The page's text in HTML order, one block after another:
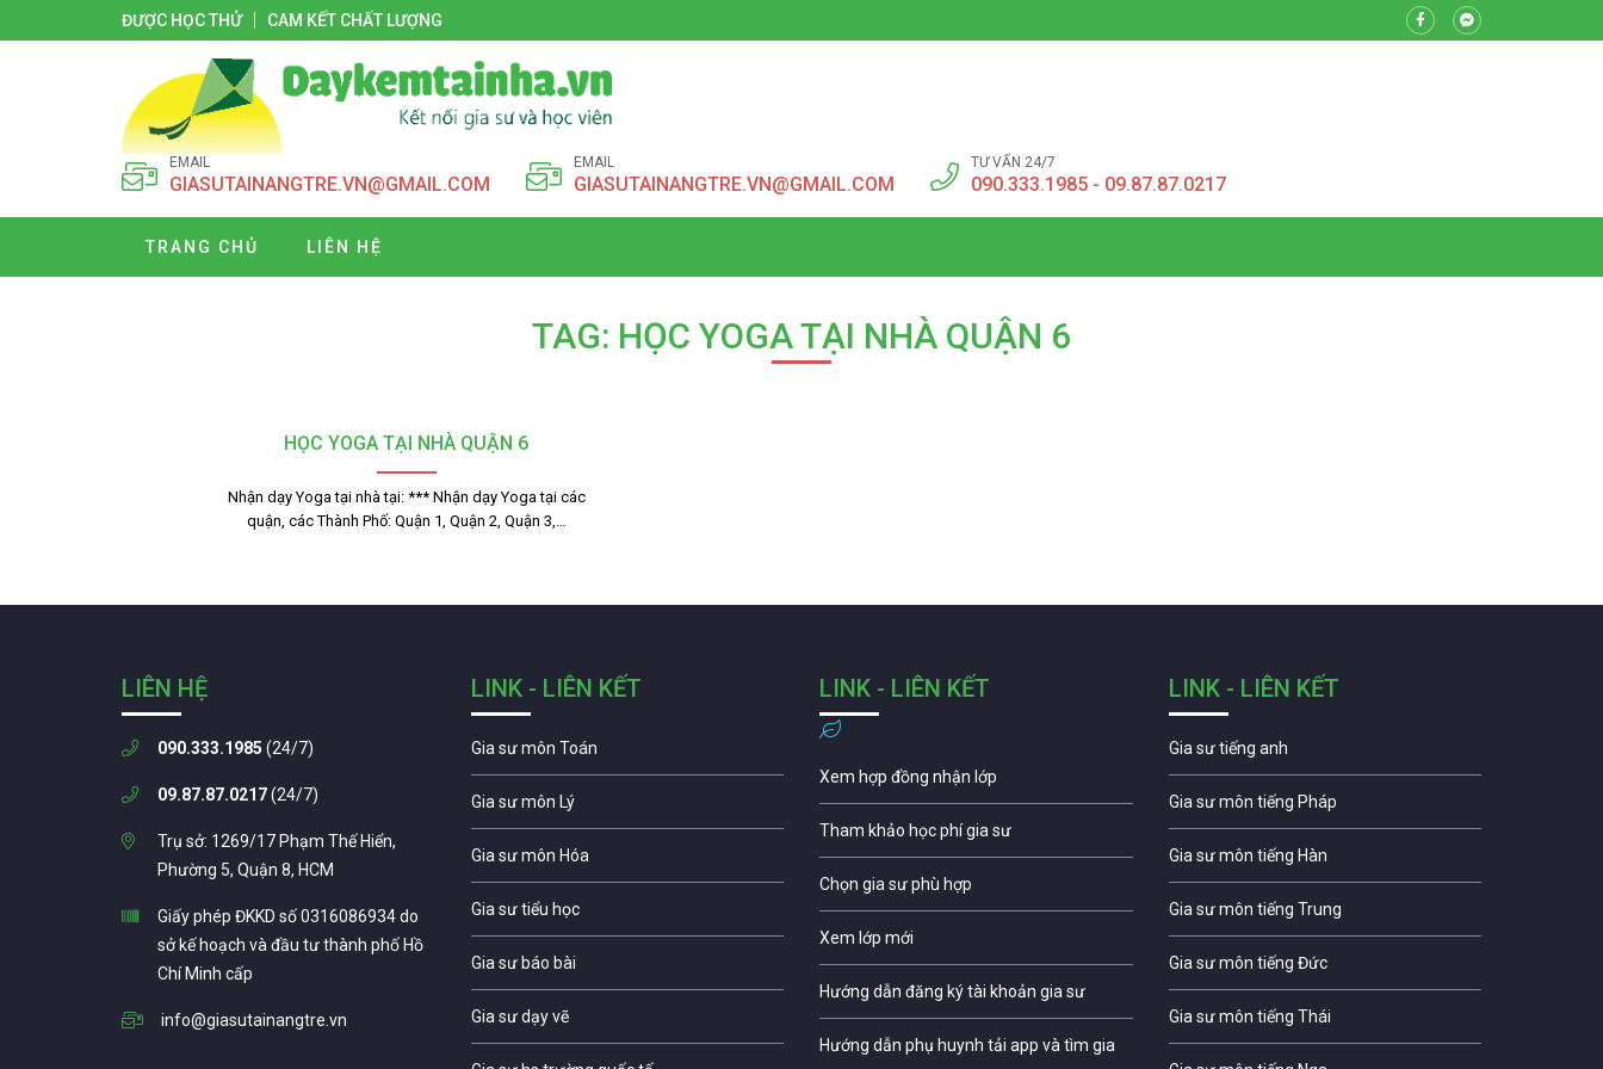
ĐƯỢC HỌC THỬ CAM KẾT CHẤT LƯỢNG
EMAIL
GIASUTAINANGTRE.VN@GMAIL.COM
EMAIL
GIASUTAINANGTRE.VN@GMAIL.COM
TƯ VẤN 24/7
090.333.1985 - 09.87.87.0217
TRANG CHỦ LIÊN HỆ
TAG: HỌC YOGA TẠI NHÀ QUẬN 6
HỌC YOGA TẠI NHÀ QUẬN 6
Nhận dạy Yoga tại nhà tại: *** Nhận dạy Yoga tại các
quận, các Thành Phố: Quận 1, Quận 2, Quận 3,…
LIÊN HỆ
090.333.1985 (24/7)
09.87.87.0217(24/7)
Trụ sở: 1269/17 Phạm Thế Hiển,
Phường 5, Quận 8, HCM
Giấy phép ĐKKD số 0316086934 do
sở kế hoạch và đầu tư thành phố Hồ
Chí Minh cấp
info@giasutainangtre.vn
LINK - LIÊN KẾT
Gia sư môn Toán
Gia sư môn Lý
Gia sư môn Hóa
Gia sư tiểu học
Gia sư báo bài
Gia sư dạy vẽ
LINK - LIÊN KẾT
Xem hợp đồng nhận lớp
Tham khảo học phí gia sư
Chọn gia sư phù hợp
Xem lớp mới
Hướng dẫn đăng ký tài khoản gia sư
Hướng dẫn phụ huynh tải app và tìm gia
LINK - LIÊN KẾT
Gia sư tiếng anh
Gia sư môn tiếng Pháp
Gia sư môn tiếng Hàn
Gia sư môn tiếng Trung
Gia sư môn tiếng Đức
Gia sư môn tiếng Thái